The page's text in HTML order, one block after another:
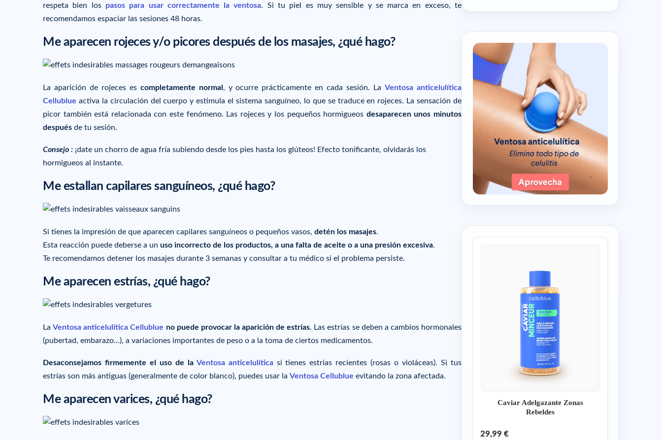
respeta bien los pasos para usar correctamente la ventosa. Si tu piel es muy sensible y se marca en exceso, te
recomendamos espaciar las sesiones 48 horas.
Me aparecen rojeces y/o picores después de los masajes, ¿qué hago?
La aparición de rojeces es completamente normal , y ocurre prácticamente en cada sesión. LaVentosa anticelulítica
Cellublue activa la circulación del cuerpo y estimula el sistema sanguíneo, lo que se traduce en rojeces. La sensación de
picor también está relacionada con este fenómeno. Las rojeces y los pequeños hormigueos desaparecen unos minutos
después de tu sesión.
Consejo : ¡date un chorro de agua fría subiendo desde los pies hasta los glúteos! Efecto tonificante, olvidarás los
hormigueos al instante.
Me estallan capilares sanguíneos, ¿qué hago?
Si tienes la impresión de que aparecen capilares sanguíneos o pequeños vasos, detén los masajes.
Esta reacción puede deberse a un uso incorrecto de los productos, a una falta de aceite o a una presión excesiva.
Te recomendamos detener los masajes durante 3 semanas y consultar a tu médico si el problema persiste.
Me aparecen estrías, ¿qué hago?
LaVentosa anticelulítica Cellublue no puede provocar la aparición de estrías. Las estrías se deben a cambios hormonales
(pubertad, embarazo…), a variaciones importantes de peso o a la toma de ciertos medicamentos.
Desaconsejamos firmemente el uso de la Ventosa anticelulíticasi tienes estrías recientes (rosas o violáceas). Si tus
estrías son más antiguas (generalmente de color blanco), puedes usar la Ventosa Cellublue evitando la zona afectada.
Me aparecen varices, ¿qué hago?
Caviar Adelgazante Zonas
Rebeldes
29,99 €